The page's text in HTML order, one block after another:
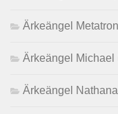
Ärkeängel Metatron
Ärkeängel Michael
Ärkeängel